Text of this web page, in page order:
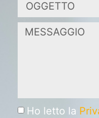
Ho letto la